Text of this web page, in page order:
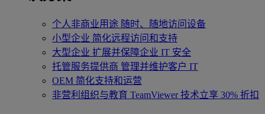
个人非商业用途 随时、随地访问设备
小型企业 简化远程访问和支持
大型企业 扩展并保障企业 IT 安全
托管服务提供商 管理并维护客户 IT
OEM 简化支持和运营
非营利组织与教育 TeamViewer 技术立享 30% 折扣